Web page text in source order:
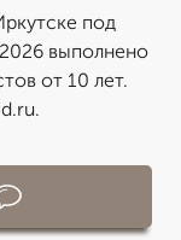
под
выполнено
от 10 лет.